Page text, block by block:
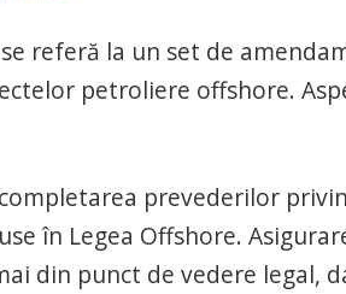
referă la un set de
petroliere offshore.
prevederilor
în Legea Offshore.
din punct de vedere legal,